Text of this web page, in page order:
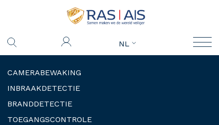
NL
CAMERABEWAKING
INBRAAKDETECTIE
BRANDDETECTIE
TOEGANGSCONTROLE